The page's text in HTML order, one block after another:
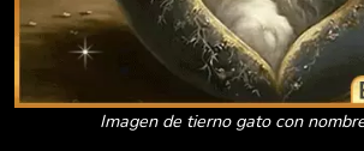
Imagen de tierno gato con